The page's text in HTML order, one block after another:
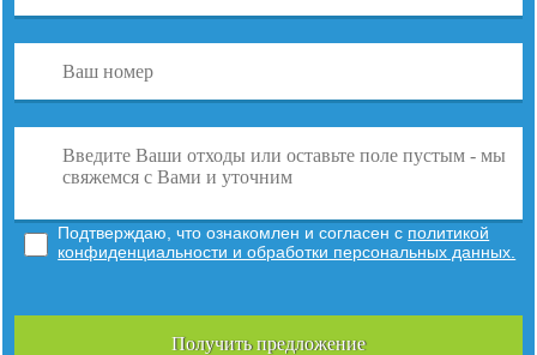
Подтверждаю, что ознакомлен и согласен с политикой
конфиденциальности и обработки персональных данных.
Получить предложение